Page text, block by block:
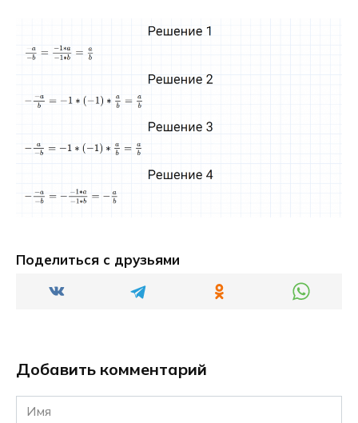
Поделиться с друзьями
Добавить комментарий
Имя